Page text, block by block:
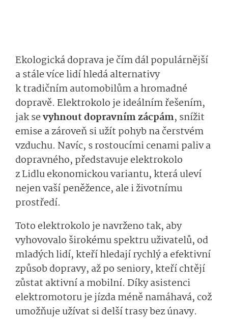
Ekologická doprava je čím dál populárnější
a stále více lidí hledá alternativy
k tradičním automobilům a hromadné
dopravě. Elektrokolo je ideálním řešením,
jak sevyhnout dopravním zácpám, snížit
emise a zároveň si užít pohyb na čerstvém
vzduchu. Navíc, s rostoucími cenami paliv a
dopravného, představuje elektrokolo
z Lidlu ekonomickou variantu, která uleví
nejen vaší peněžence, ale i životnímu
prostředí.
Toto elektrokolo je navrženo tak, aby
vyhovovalo širokému spektru uživatelů, od
mladých lidí, kteří hledají rychlý a efektivní
způsob dopravy, až po seniory, kteří chtějí
zůstat aktivní a mobilní. Díky asistenci
elektromotoru je jízda méně namáhavá, což
umožňuje užívat si delší trasy bez únavy.